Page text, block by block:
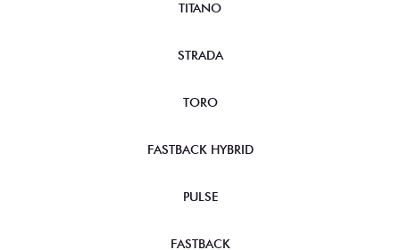
TITANO
STRADA
TORO
FASTBACK HYBRID
PULSE
FASTBACK